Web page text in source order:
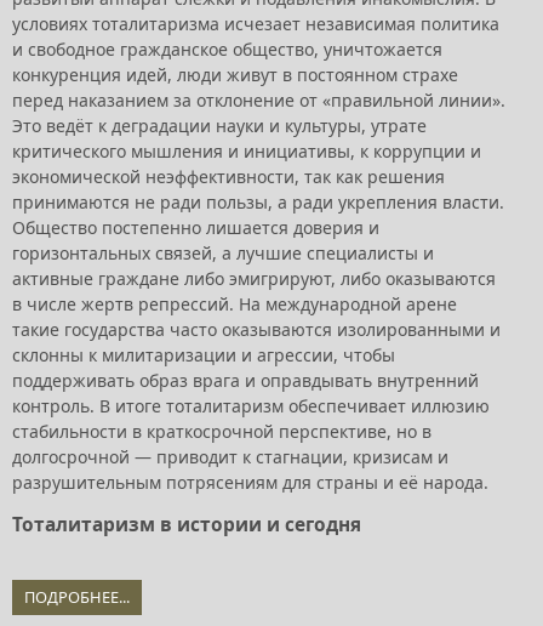
условиях тоталитаризма исчезает независимая политика
и свободное гражданское общество, уничтожается
конкуренция идей, люди живут в постоянном страхе
перед наказанием за отклонение от «правильной линии».
Это ведёт к деградации науки и культуры, утрате
критического мышления и инициативы, к коррупции и
экономической неэффективности, так как решения
принимаются не ради пользы, а ради укрепления власти.
Общество постепенно лишается доверия и
горизонтальных связей, а лучшие специалисты и
активные граждане либо эмигрируют, либо оказываются
в числе жертв репрессий. На международной арене
такие государства часто оказываются изолированными и
склонны к милитаризации и агрессии, чтобы
поддерживать образ врага и оправдывать внутренний
контроль. В итоге тоталитаризм обеспечивает иллюзию
стабильности в краткосрочной перспективе, но в
долгосрочной — приводит к стагнации, кризисам и
разрушительным потрясениям для страны и её народа.
Тоталитаризм в истории и сегодня
ПОДРОБНЕЕ...